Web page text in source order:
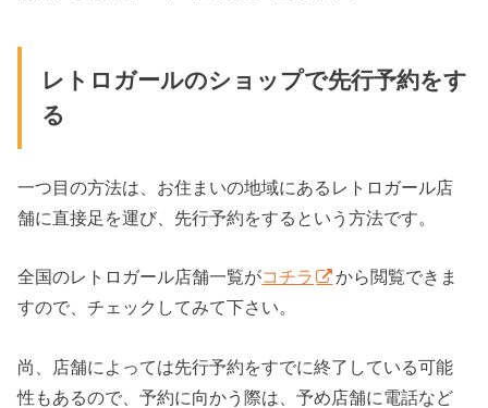
レトロガールのショップで先行予約をす
る
一つ目の方法は、お住まいの地域にあるレトロガール店
舗に直接足を運び、先行予約をするという方法です。
全国のレトロガール店舗一覧がコチラ
から閲覧できま
すので、チェックしてみて下さい。
尚、店舗によっては先行予約をすでに終了している可能
性もあるので、予約に向かう際は、予め店舗に電話など